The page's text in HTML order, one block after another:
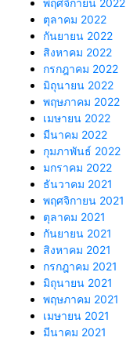
พฤศจิกายน 2022
ตุลาคม 2022
กันยายน 2022
สิงหาคม 2022
กรกฎาคม 2022
มิถุนายน 2022
พฤษภาคม 2022
เมษายน 2022
มีนาคม 2022
กุมภาพันธ์ 2022
มกราคม 2022
ธันวาคม 2021
พฤศจิกายน 2021
ตุลาคม 2021
กันยายน 2021
สิงหาคม 2021
กรกฎาคม 2021
มิถุนายน 2021
พฤษภาคม 2021
เมษายน 2021
มีนาคม 2021